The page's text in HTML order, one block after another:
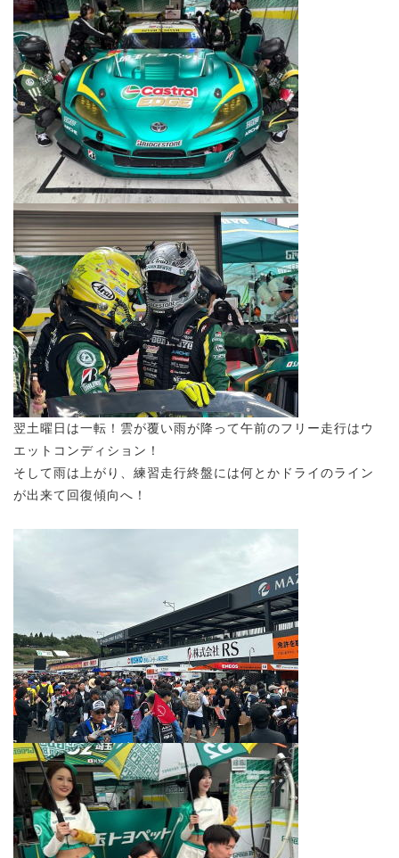
翌土曜日は一転！雲が覆い雨が降って午前のフリー走行はウ
エットコンディション！
そして雨は上がり、練習走行終盤には何とかドライのライン
が出来て回復傾向へ！